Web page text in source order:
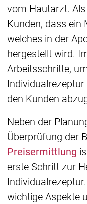
vom Hautarzt.
Kunden, dass ein
welches in der
hergestellt wird.
Arbeitsschritte,
den Kunden
Neben der
Überprüfung der
Preisermittlung
erste Schritt zur
wichtige Aspekte